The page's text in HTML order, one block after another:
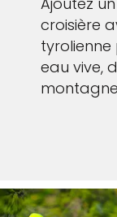
croisière
eau vive,